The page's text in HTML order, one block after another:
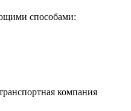
способами:
компания